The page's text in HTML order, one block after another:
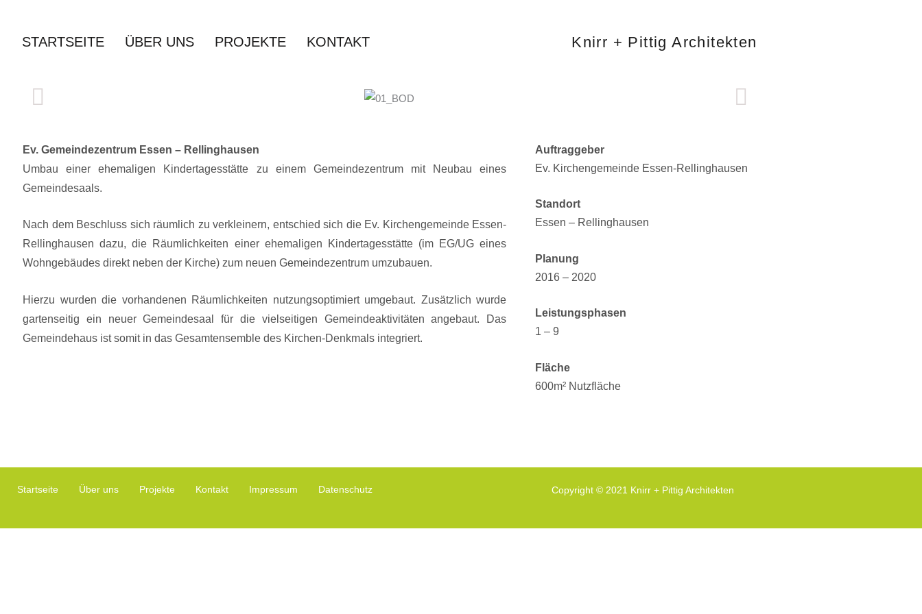
springenSTARTSEITE ÜBER UNS PROJEKTE KONTAKT Knirr + Pittig Architekten
Ev. Gemeindezentrum Essen – Rellinghausen
Umbau einer ehemaligen Kindertagesstätte zu einem Gemeindezentrum mit Neubau eines
Gemeindesaals.
Nach dem Beschluss sich räumlich zu verkleinern, entschied sich die Ev. Kirchengemeinde Essen-
Rellinghausen dazu, die Räumlichkeiten einer ehemaligen Kindertagesstätte (im EG/UG eines
Wohngebäudes direkt neben der Kirche) zum neuen Gemeindezentrum umzubauen.
Hierzu wurden die vorhandenen Räumlichkeiten nutzungsoptimiert umgebaut. Zusätzlich wurde
gartenseitig ein neuer Gemeindesaal für die vielseitigen Gemeindeaktivitäten angebaut. Das
Gemeindehaus ist somit in das Gesamtensemble des Kirchen-Denkmals integriert.
Auftraggeber
Ev. Kirchengemeinde Essen-Rellinghausen
Standort
Essen – Rellinghausen
Planung
2016 – 2020
Leistungsphasen
1 – 9
Fläche
600m² Nutzfläche
Startseite Über uns Projekte Kontakt Impressum Datenschutz Copyright © 2021 Knirr + Pittig Architekten